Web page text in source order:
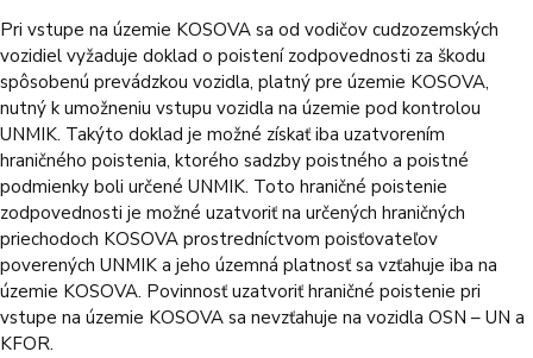
Pri vstupe na územie KOSOVA sa od vodičov cudzozemských
vozidiel vyžaduje doklad o poistení zodpovednosti za škodu
spôsobenú prevádzkou vozidla, platný pre územie KOSOVA,
nutný k umožneniu vstupu vozidla na územie pod kontrolou
UNMIK. Takýto doklad je možné získať iba uzatvorením
hraničného poistenia, ktorého sadzby poistného a poistné
podmienky boli určené UNMIK. Toto hraničné poistenie
zodpovednosti je možné uzatvoriť na určených hraničných
priechodoch KOSOVA prostredníctvom poisťovateľov
poverených UNMIK a jeho územná platnosť sa vzťahuje iba na
územie KOSOVA. Povinnosť uzatvoriť hraničné poistenie pri
vstupe na územie KOSOVA sa nevzťahuje na vozidla OSN – UN a
KFOR.